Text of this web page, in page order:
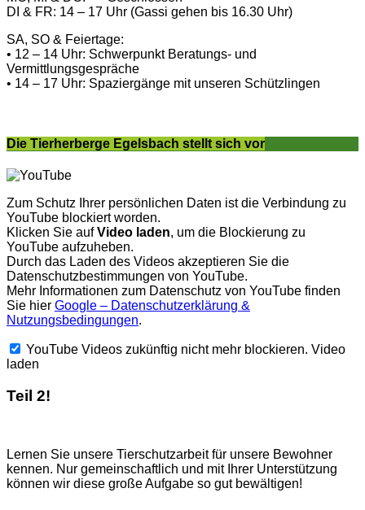
DI & FR: 14 – 17 Uhr (Gassi gehen bis 16.30 Uhr)
SA, SO & Feiertage:
• 12 – 14 Uhr: Schwerpunkt Beratungs- und
Vermittlungsgespräche
• 14 – 17 Uhr: Spaziergänge mit unseren Schützlingen
Die Tierherberge Egelsbach stellt sich vor
Zum Schutz Ihrer persönlichen Daten ist die Verbindung zu
YouTube blockiert worden.
Klicken Sie aufVideo laden, um die Blockierung zu
YouTube aufzuheben.
Durch das Laden des Videos akzeptieren Sie die
Datenschutzbestimmungen von YouTube.
Mehr Informationen zum Datenschutz von YouTube finden
Sie hier Google – Datenschutzerklärung &
Nutzungsbedingungen.
YouTube Videos zukünftig nicht mehr blockieren. Video
laden
Teil 2!
Lernen Sie unsere Tierschutzarbeit für unsere Bewohner
kennen. Nur gemeinschaftlich und mit Ihrer Unterstützung
können wir diese große Aufgabe so gut bewältigen!